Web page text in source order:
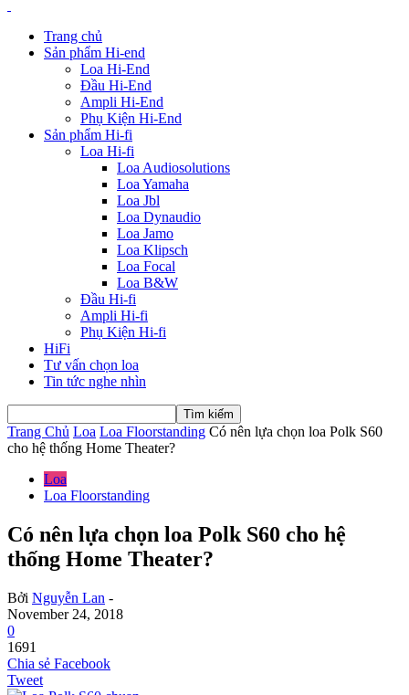
Trang chủ
Sản phẩm Hi-end
Loa Hi-End
Đầu Hi-End
Ampli Hi-End
Phụ Kiện Hi-End
Sản phẩm Hi-fi
Loa Hi-fi
Loa Audiosolutions
Loa Yamaha
Loa Jbl
Loa Dynaudio
Loa Jamo
Loa Klipsch
Loa Focal
Loa B&W
Đầu Hi-fi
Ampli Hi-fi
Phụ Kiện Hi-fi
HiFi
Tư vấn chọn loa
Tin tức nghe nhìn
Trang Chủ Loa Loa Floorstanding Có nên lựa chọn loa Polk S60
cho hệ thống Home Theater?
Loa
Loa Floorstanding
Có nên lựa chọn loa Polk S60 cho hệ
thống Home Theater?
Bởi Nguyễn Lan -
November 24, 2018
0
1691
Chia sẻ Facebook
Tweet